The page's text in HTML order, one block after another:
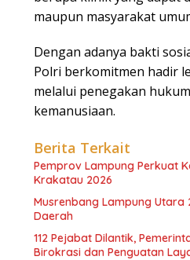
maupun masyarakat
Dengan adanya bakti
Polri berkomitmen hadir
melalui penegakan
kemanusiaan.
Berita Terkait
Pemprov Lampung Perkuat
Krakatau 2026
Musrenbang Lampung Utara
Daerah
112 Pejabat Dilantik,
Birokrasi dan Penguatan